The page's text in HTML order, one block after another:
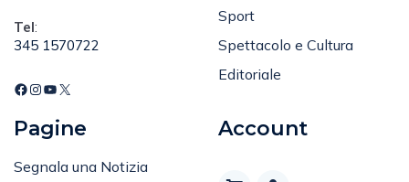
Tel:
345 1570722
Sport
Spettacolo e Cultura
Editoriale
Pagine
Segnala una Notizia
Account